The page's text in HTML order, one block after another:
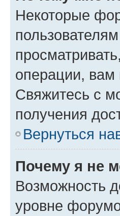
Некоторые
операции, вам
Свяжитесь с
получения
Вернуться
Почему я не
Возможность
уровне